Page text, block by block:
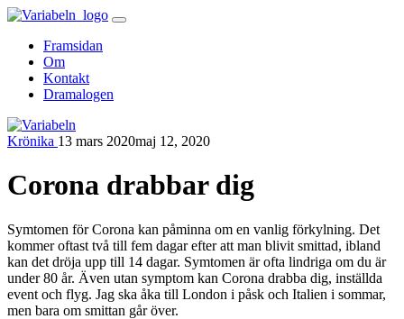
Skip
contentFramsidan
Om
Kontakt
Dramalogen
Krönika 13 mars 2020maj 12, 2020
Corona drabbar dig
Symtomen för Corona kan påminna om en vanlig förkylning. Det
kommer oftast två till fem dagar efter att man blivit smittad, ibland
kan det dröja upp till 14 dagar. Symtomen är ofta lindriga om du är
under 80 år. Även utan symptom kan Corona drabba dig, inställda
event och flyg. Jag ska åka till London i påsk och Italien i sommar,
men bara om smittan går över.